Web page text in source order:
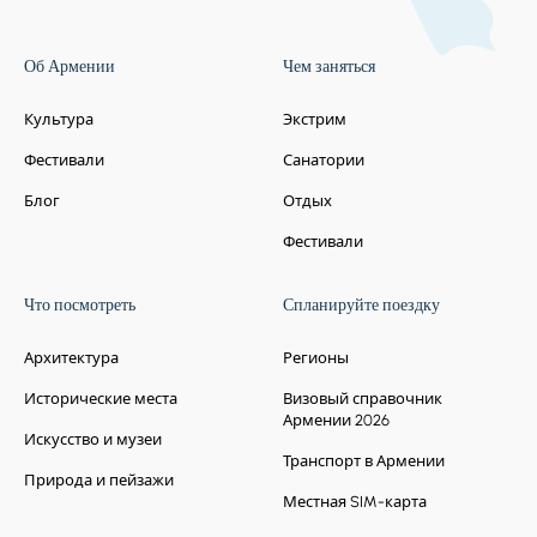
Познавательный тур закончивается
мастер-классом лаваша, где можно
Об Армении
Культура
Фестивали
Блог
Чем заняться
Экстрим
Санатории
Отдых
Фестивали
Что посмотреть
Архитектура
Исторические места
Искусство и музеи
Природа и пейзажи
Спланируйте поездку
Регионы
Визовый справочник
Армении 2026
Транспорт в Армении
Местная SIM-карта